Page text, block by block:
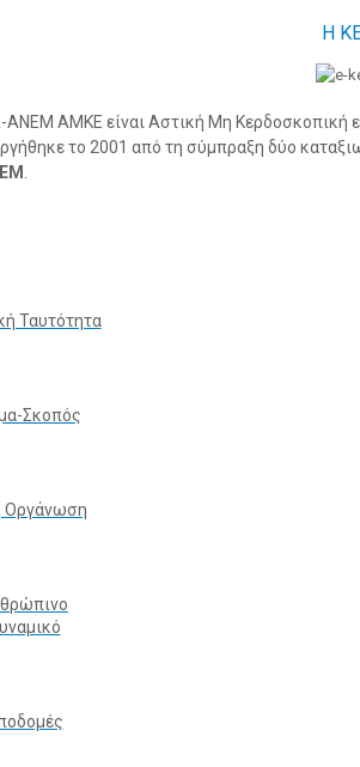
Η
ΑΜΚΕ είναι Αστική Μη Κερδοσκοπική
το 2001 από τη σύμπραξη δύο
Ταυτότητα
Σκοπός
Οργάνωση